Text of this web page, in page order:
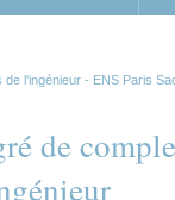
de l'ingénieur - ENS Paris
de